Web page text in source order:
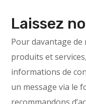
Laissez
Pour davantage
produits et
informations de
un message via le